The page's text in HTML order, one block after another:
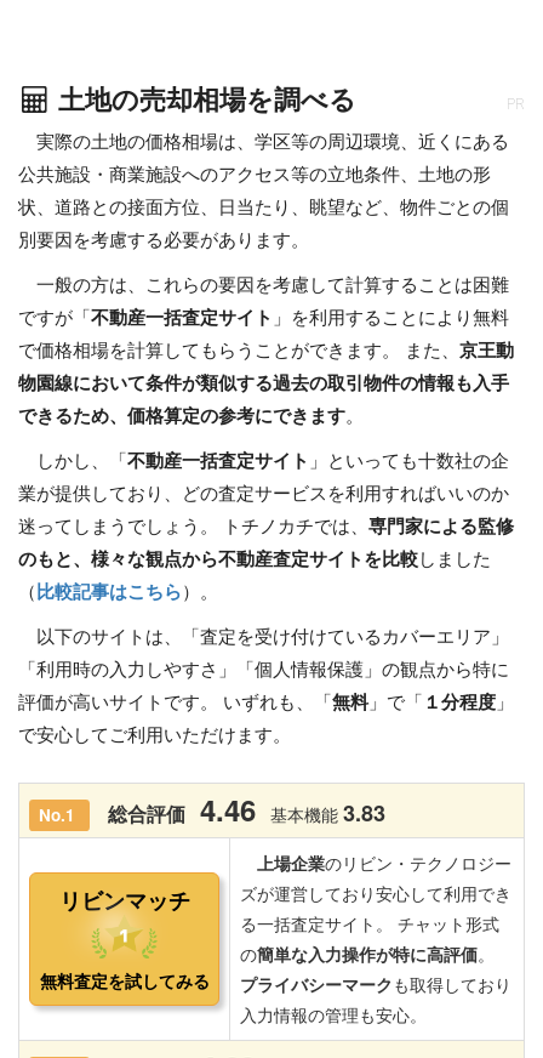
土地の売却相場を調べる PR
実際の土地の価格相場は、学区等の周辺環境、近くにある
公共施設・商業施設へのアクセス等の立地条件、土地の形
状、道路との接面方位、日当たり、眺望など、物件ごとの個
別要因を考慮する必要があります。
一般の方は、これらの要因を考慮して計算することは困難
ですが「 不動産一括査定サイト 」を利用することにより無料
で価格相場を計算してもらうことができます。 また、 京王動
物園線において条件が類似する過去の取引物件の情報も入手
できるため、価格算定の参考にできます。
しかし、「 不動産一括査定サイト 」といっても十数社の企
業が提供しており、どの査定サービスを利用すればいいのか
迷ってしまうでしょう。 トチノカチでは、 専門家による監修
のもと、様々な観点から不動産査定サイトを比較 しました
（ 比較記事はこちら ）。
以下のサイトは、「査定を受け付けているカバーエリア」
「利用時の入力しやすさ」「個人情報保護」の観点から特に
評価が高いサイトです。 いずれも、「 無料」で「 １分程度 」
で安心してご利用いただけます。